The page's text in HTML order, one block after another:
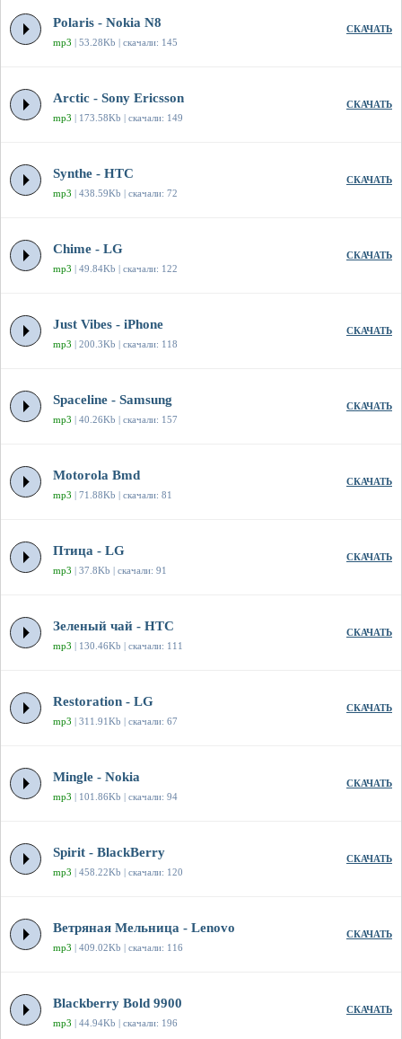
Polaris - Nokia N8
mp3 | 53.28Kb | скачали: 145
СКАЧАТЬ
Arctic - Sony Ericsson
mp3 | 173.58Kb | скачали: 149
СКАЧАТЬ
Synthe - HTC
mp3 | 438.59Kb | скачали: 72
СКАЧАТЬ
Chime - LG
mp3 | 49.84Kb | скачали: 122
СКАЧАТЬ
Just Vibes - iPhone
mp3 | 200.3Kb | скачали: 118
СКАЧАТЬ
Spaceline - Samsung
mp3 | 40.26Kb | скачали: 157
СКАЧАТЬ
Motorola Bmd
mp3 | 71.88Kb | скачали: 81
СКАЧАТЬ
Птица - LG
mp3 | 37.8Kb | скачали: 91
СКАЧАТЬ
Зеленый чай - HTC
mp3 | 130.46Kb | скачали: 111
СКАЧАТЬ
Restoration - LG
mp3 | 311.91Kb | скачали: 67
СКАЧАТЬ
Mingle - Nokia
mp3 | 101.86Kb | скачали: 94
СКАЧАТЬ
Spirit - BlackBerry
mp3 | 458.22Kb | скачали: 120
СКАЧАТЬ
Ветряная Мельница - Lenovo
mp3 | 409.02Kb | скачали: 116
СКАЧАТЬ
Blackberry Bold 9900
mp3 | 44.94Kb | скачали: 196
СКАЧАТЬ